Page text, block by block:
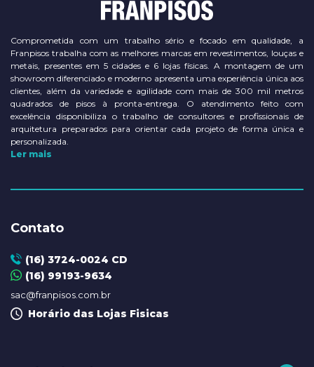
Comprometida com um trabalho sério e focado em qualidade, a
Franpisos trabalha com as melhores marcas em revestimentos, louças e
metais, presentes em 5 cidades e 6 lojas físicas. A montagem de um
showroom diferenciado e moderno apresenta uma experiência única aos
clientes, além da variedade e agilidade com mais de 300 mil metros
quadrados de pisos à pronta-entrega. O atendimento feito com
excelência disponibiliza o trabalho de consultores e profissionais de
arquitetura preparados para orientar cada projeto de forma única e
personalizada.
Ler mais
Contato
(16) 3724-0024 CD
(16) 99193-9634
sac@franpisos.com.br
Horário das Lojas Fisicas